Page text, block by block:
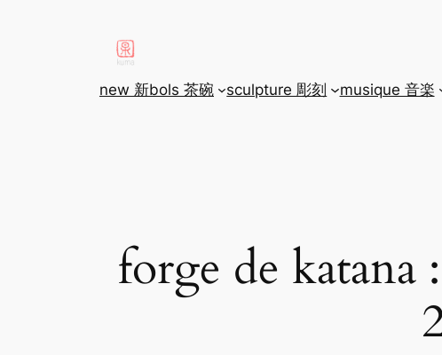
new 新bols 茶碗 sculpture 彫刻 musique 音楽
forge de katana